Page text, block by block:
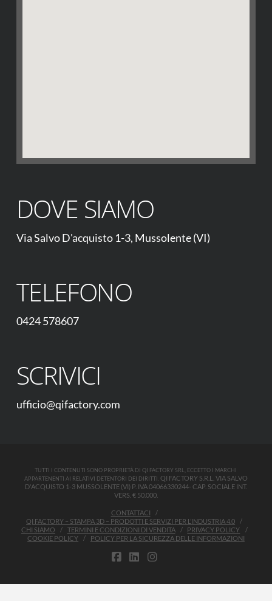
DOVE SIAMO
Via Salvo D'acquisto 1-3, Mussolente (VI)
TELEFONO
0424 578607
SCRIVICI
ufficio@qifactory.com
TUTTI I CONTENUTI SONO PROPRIETÀ DI QI FACTORY SRL, ECCETTO I MARCHI
APPARTENENTI AI RELATIVI DETENTORI DEI DIRITTI. QI FACTORY S.R.L. VIA SALVO
D'ACQUISTO 1-3 MUSSOLENTE (VI) P. IVA 04066330244- CAP. SOCIALE INT.
VERS. € 50.000.
CONTATTACI
QI FACTORY – STAMPA 3D – PRODOTTI E SERVIZI PER L’INDUSTRIA 4.0
CHI SIAMO
TERMINI E CONDIZIONI DI VENDITA
PRIVACY POLICY
COOKIE POLICY
POLICY PER LA SICUREZZA DELLE INFORMAZIONI